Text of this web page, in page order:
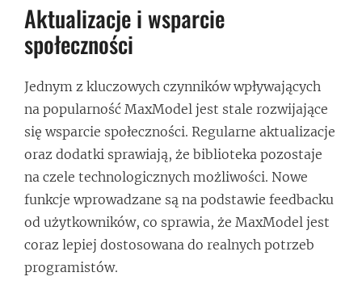
Aktualizacje i wsparcie
społeczności
Jednym z kluczowych czynników wpływających
na popularność MaxModel jest stale rozwijające
się wsparcie społeczności. Regularne aktualizacje
oraz dodatki sprawiają, że biblioteka pozostaje
na czele technologicznych możliwości. Nowe
funkcje wprowadzane są na podstawie feedbacku
od użytkowników, co sprawia, że MaxModel jest
coraz lepiej dostosowana do realnych potrzeb
programistów.